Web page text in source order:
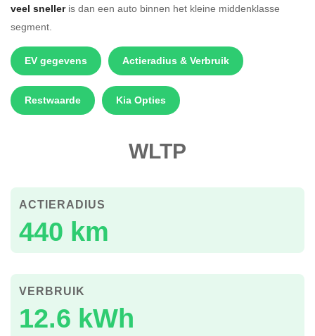
veel snelleris dan een auto binnen het kleine middenklasse
segment.
EV gegevens Actieradius & Verbruik
Restwaarde Kia Opties
WLTP
440 km
ACTIERADIUS
12.6 kWh
VERBRUIK